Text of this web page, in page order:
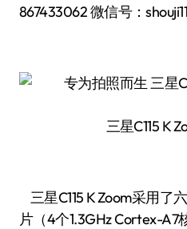
867433062 微信号：
三星C115 K
三星C115 K Zoom采用了
片（4个1.3GHz Cortex-A7